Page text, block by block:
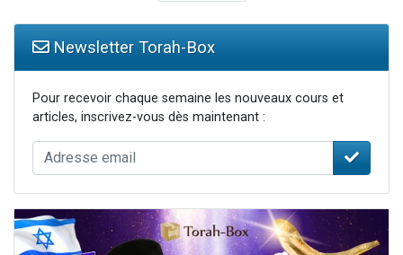
Newsletter Torah-Box
Pour recevoir chaque semaine les nouveaux cours et
articles, inscrivez-vous dès maintenant :